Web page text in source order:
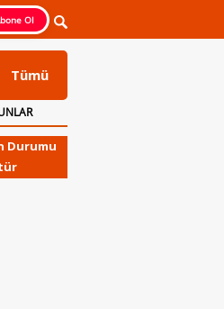
Ol
Tümü
Durumu